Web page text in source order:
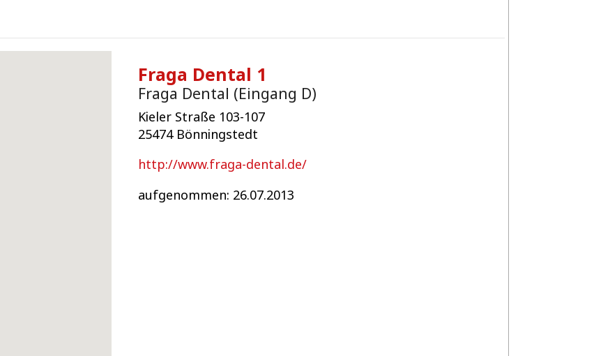
Fraga Dental 1
Fraga Dental (Eingang D)
Kieler Straße 103-107
25474 Bönningstedt
http://www.fraga-dental.de/
aufgenommen: 26.07.2013